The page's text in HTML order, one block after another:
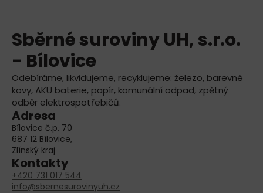
Sběrné suroviny UH, s.r.o.
- Bílovice
Odebíráme, likvidujeme, recyklujeme: železo, barevné
kovy, AKU baterie, papír, komunální odpad, zpětný
odběr elektrospotřebičů.
Adresa
Bílovice č.p. 70
687 12 Bílovice,
Zlínský kraj
Kontakty
+420 731 017 544
info@sbernesurovinyuh.cz